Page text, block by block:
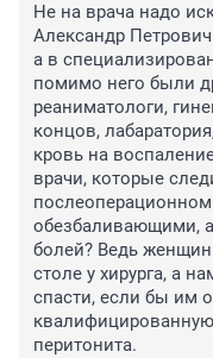
Не на врача надо
Александр
а в
помимо него были
реаниматологи,
концов,
кровь на
врачи, которые
обезбаливающими,
болей? Ведь
столе у хирурга, а
спасти, если бы им
перитонита.